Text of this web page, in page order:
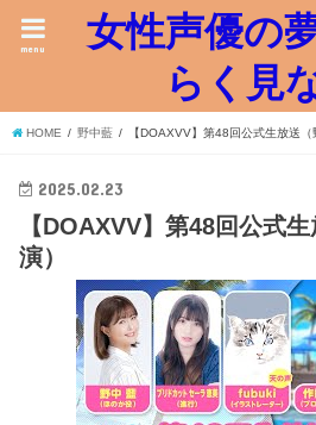
女性声優の
らく見
menu
HOME 野中藍 【DOAXVV】第48回公式生放送（
2025.02.23
【DOAXVV】第48回公式
演）